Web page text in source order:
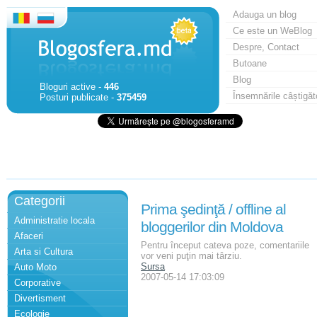
Bloguri active - 446
Posturi publicate - 375459
Adauga un blog
Ce este un WeBlog
Despre, Contact
Butoane
Blog
Însemnările
Categorii
Administratie locala
Afaceri
Arta si Cultura
Auto Moto
Corporative
Divertisment
Ecologie
Prima şedinţă / offline al
bloggerilor din Moldova
Pentru început cateva poze, comentariile
vor veni puţin mai târziu.
Sursa
2007-05-14 17:03:09